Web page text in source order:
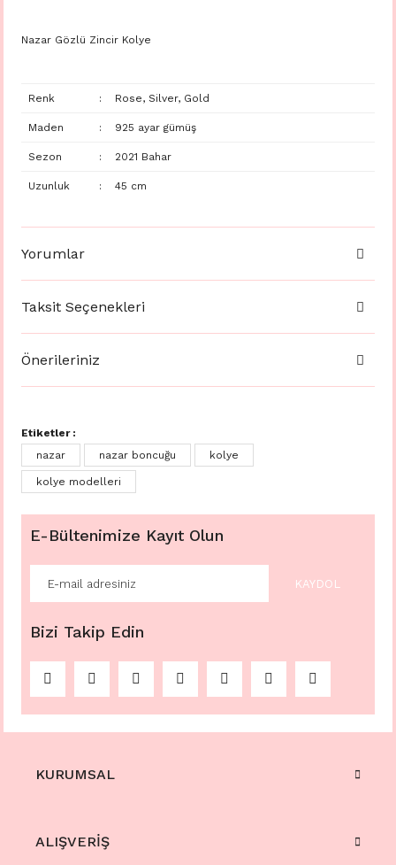
Nazar Gözlü Zincir Kolye
Renk : Rose, Silver, Gold
Maden : 925 ayar gümüş
Sezon : 2021 Bahar
Uzunluk : 45 cm
Yorumlar
Taksit Seçenekleri
Önerileriniz
Etiketler :
nazar
nazar boncuğu kolye
kolye modelleri
E-Bültenimize Kayıt Olun
KAYDOL
Bizi Takip Edin
KURUMSAL
ALIŞVERİŞ